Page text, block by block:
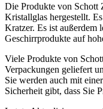
Die Produkte von Schott
Kristallglas hergestellt.
Kratzer. Es ist außerdem
Geschirrprodukte auf
Viele Produkte von
Verpackungen geliefert
Sie werden auch mit
Sicherheit gibt, dass Sie